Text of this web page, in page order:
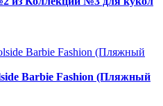
Barbie Fashion (Пляжный